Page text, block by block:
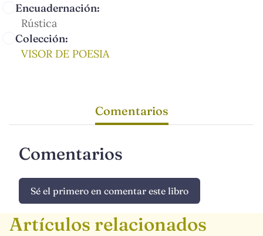
Encuadernación:
Rústica
Colección:
VISOR DE POESIA
Comentarios
Comentarios
Sé el primero en comentar este libro
Artículos relacionados